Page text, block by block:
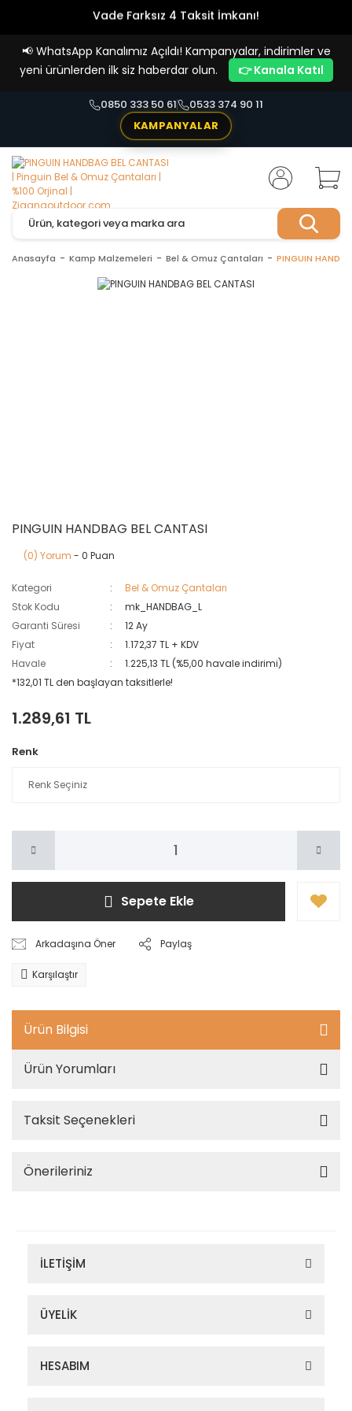
Vade Farksız 4 Taksit İmkanı!
📢 WhatsApp Kanalımız Açıldı! Kampanyalar, indirimler ve
yeni ürünlerden ilk siz haberdar olun.
👉 Kanala Katıl
0850 333 50 61
0533 374 90 11
KAMPANYALAR
Anasayfa Kamp Malzemeleri Bel & Omuz Çantaları PINGUIN
PINGUIN HANDBAG BEL CANTASI
(0) Yorum - 0 Puan
Kategori
Bel & Omuz Çantaları
Stok Kodu
mk_HANDBAG_L
Garanti Süresi
12 Ay
Fiyat
1.172,37 TL + KDV
Havale
1.225,13 TL (%5,00 havale indirimi)
*132,01 TL den başlayan taksitlerle!
1.289,61 TL
Renk
Sepete Ekle
Arkadaşına Öner Paylaş
Karşılaştır
Ürün Bilgisi
Ürün Yorumları
Taksit Seçenekleri
Önerileriniz
İLETİŞİM
ÜYELİK
HESABIM